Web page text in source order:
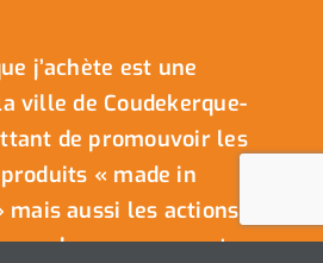
j’achète est une
ville de Coudekerque-
de promouvoir les
« made in
mais aussi les actions
les commerçants